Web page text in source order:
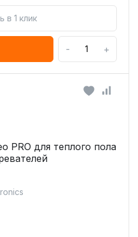
в 1 клик
- +
PRO для теплого пола